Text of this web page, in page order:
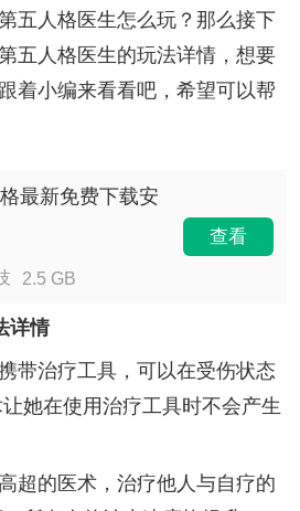
五人格医生怎么玩？那么接下
五人格医生的玩法详情，想要
着小编来看看吧，希望可以帮
最新免费下载安
2.5 GB
查看
详情
治疗工具，可以在受伤状态
她在使用治疗工具时不会产生
的医术，治疗他人与自疗的